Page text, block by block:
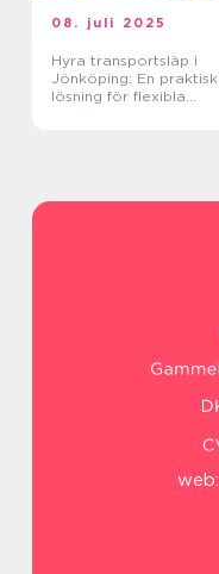
08. juli 2025
Hyra transportsläp i
Jönköping: En praktisk
lösning för flexibla
web: